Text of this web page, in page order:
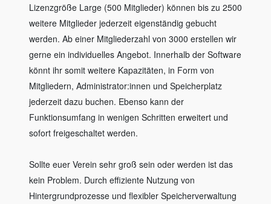
Lizenzgröße Large (500 Mitglieder) können bis zu 2500
weitere Mitglieder jederzeit eigenständig gebucht
werden. Ab einer Mitgliederzahl von 3000 erstellen wir
gerne ein individuelles Angebot. Innerhalb der Software
könnt ihr somit weitere Kapazitäten, in Form von
Mitgliedern, Administrator:innen und Speicherplatz
jederzeit dazu buchen. Ebenso kann der
Funktionsumfang in wenigen Schritten erweitert und
sofort freigeschaltet werden.
Sollte euer Verein sehr groß sein oder werden ist das
kein Problem. Durch effiziente Nutzung von
Hintergrundprozesse und flexibler Speicherverwaltung